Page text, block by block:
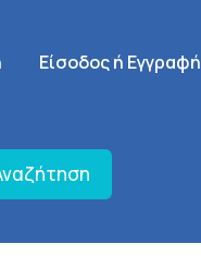
SignUp Menu
Είσοδος ή Εγγραφή